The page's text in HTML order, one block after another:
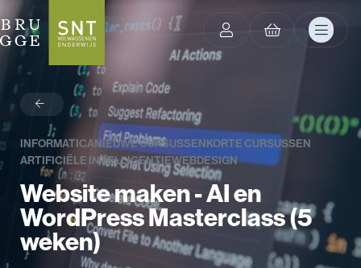
INFORMATICANIEUWE CURSUSSENKORTE CURSUSSEN
ARTIFICIËLE INTELLIGENTIEWEBDESIGN
Website maken - AI en
WordPress Masterclass (5
weken)